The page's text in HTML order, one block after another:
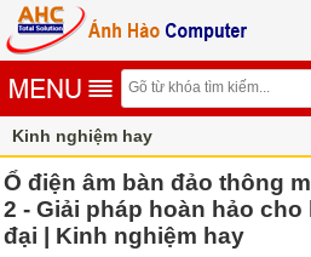
Kinh nghiệm hay
Ổ điện âm bàn đảo thông
2 - Giải pháp hoàn hảo
đại | Kinh nghiệm hay